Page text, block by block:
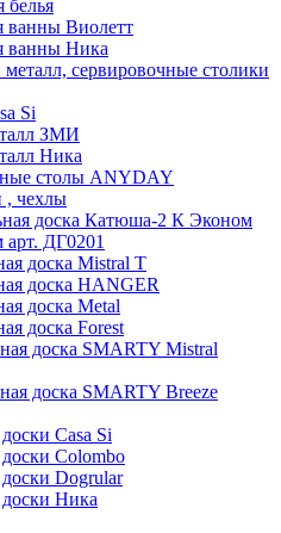
белья
ванны Виолетт
ванны Ника
сервировочные столики
Si
ЗМИ
Ника
столы ANYDAY
, чехлы
доска Катюша-2 К Эконом
арт. ДГ0201
доска Mistral T
доска HANGER
доска Metal
доска Forest
доска SMARTY Mistral
доска SMARTY Breeze
Casa Si
Colombo
Dogrular
Ника